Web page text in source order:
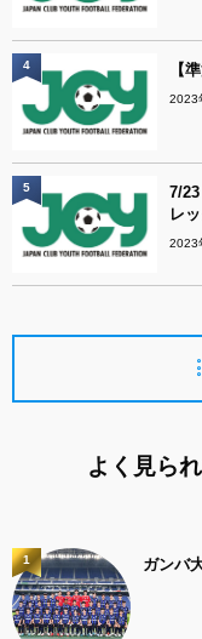
【
2023
4
7/
レ
2023
5
よく見ら
ガンバ
1